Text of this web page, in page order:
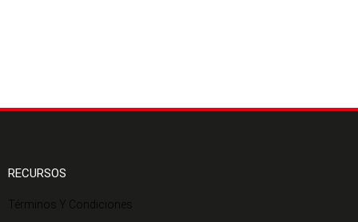
RECURSOS
Términos Y Condiciones